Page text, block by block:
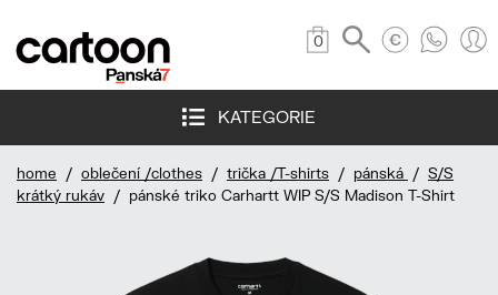
0
KATEGORIE
home / oblečení /clothes / trička /T-shirts / pánská / S/S
krátký rukáv / pánské triko Carhartt WIP S/S Madison T-Shirt